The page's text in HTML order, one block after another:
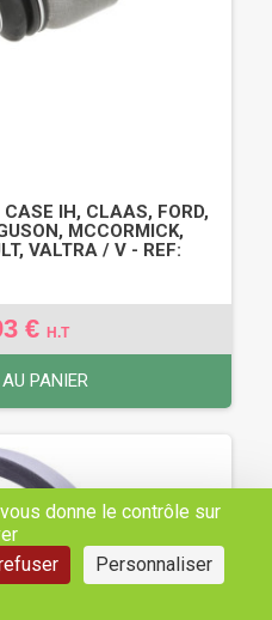
IH, CLAAS, FORD,
MCCORMICK,
VALTRA / V - REF:
€ H.T
PANIER
donne le contrôle sur
Personnaliser